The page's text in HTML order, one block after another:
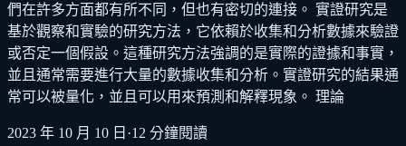
們在許多方面都有所不同，但也有密切的連接。 實證研究是
基於觀察和實驗的研究方法，它依賴於收集和分析數據來驗證
或否定一個假設。這種研究方法強調的是實際的證據和事實，
並且通常需要進行大量的數據收集和分析。實證研究的結果通
常可以被量化，並且可以用來預測和解釋現象。 理論
2023 年 10 月 10 日 ·12 分鐘閱讀